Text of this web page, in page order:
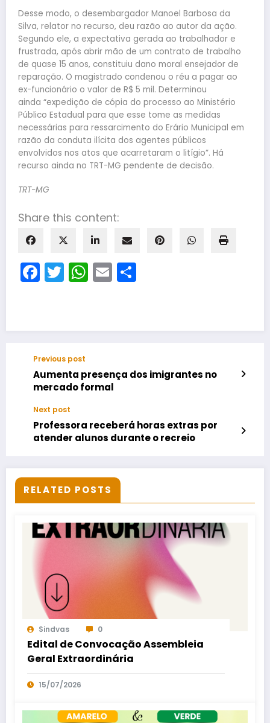
Desse modo, o desembargador Manoel Barbosa da
Silva, relator no recurso, deu razão ao autor da ação.
Segundo ele, a expectativa gerada ao trabalhador e
frustrada, após abrir mão de um contrato de trabalho
de quase 15 anos, constituiu dano moral ensejador de
reparação. O magistrado condenou o réu a pagar ao
ex-funcionário o valor de R$ 5 mil. Determinou
ainda “expedição de cópia do processo ao Ministério
Público Estadual para que esse tome as medidas
necessárias para ressarcimento do Erário Municipal em
razão da conduta ilícita dos agentes públicos
envolvidos nos atos que acarretaram o litígio”. Há
recurso ainda no TRT-MG pendente de decisão.
TRT-MG
Share this content:
Facebook
Twitter
WhatsApp
Email
Previous post
Aumenta presença dos imigrantes no
mercado formal
Next post
Professora receberá horas extras por
atender alunos durante o recreio
RELATED POSTS
Sindvas 0
Edital de Convocação Assembleia
Geral Extraordinária
15/07/2026